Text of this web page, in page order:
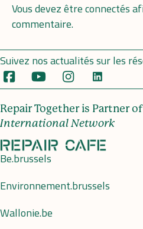
Vous devez êtreconnectés
commentaire.
Suivez nos actualités sur les
Repair Together is Partner of
International Network
Be.brussels
Environnement.brussels
Wallonie.be